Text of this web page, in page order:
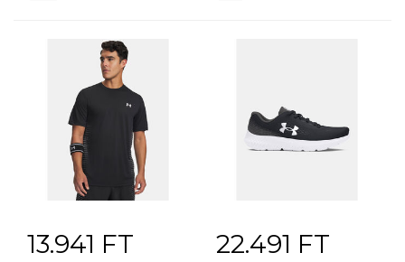
13.941 FT 22.491 FT